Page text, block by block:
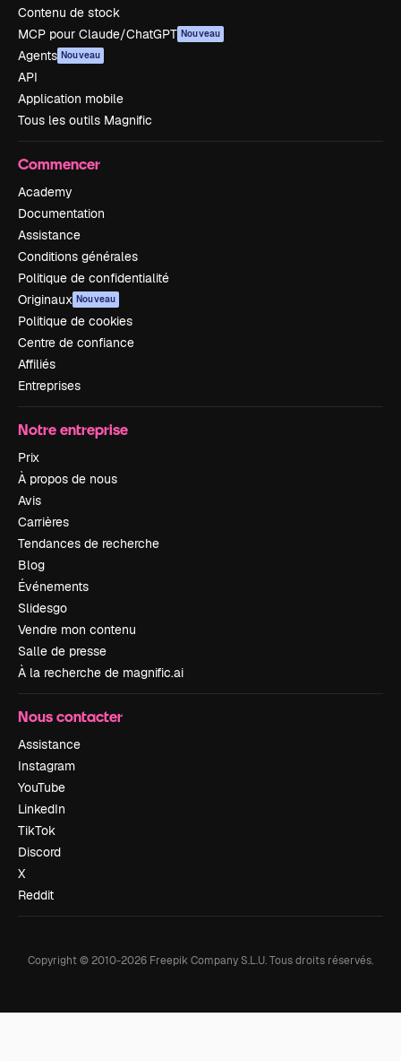
Contenu de stock
MCP pour Claude/ChatGPT Nouveau
Agents Nouveau
API
Application mobile
Tous les outils Magnific
Commencer
Academy
Documentation
Assistance
Conditions générales
Politique de confidentialité
Originaux Nouveau
Politique de cookies
Centre de confiance
Affiliés
Entreprises
Notre entreprise
Prix
À propos de nous
Avis
Carrières
Tendances de recherche
Blog
Événements
Slidesgo
Vendre mon contenu
Salle de presse
À la recherche de magnific.ai
Nous contacter
Assistance
Instagram
YouTube
LinkedIn
TikTok
Discord
X
Reddit
Copyright © 2010-2026 Freepik Company S.L.U.Tous droits réservés.